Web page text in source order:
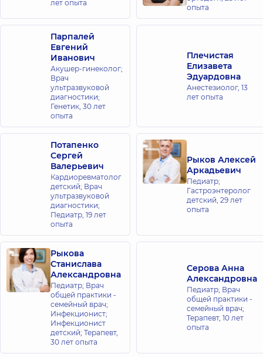
лет опыта
опыта
Парпалей
Евгений
Иванович
Акушер-гинеколог;
Врач
ультразвуковой
диагностики;
Генетик, 30 лет
опыта
Плечистая
Елизавета
Эдуардовна
Анестезиолог, 13
лет опыта
Потапенко
Сергей
Валерьевич
Кардиоревматолог
детский; Врач
ультразвуковой
диагностики;
Педиатр, 19 лет
опыта
Рыков Алексей
Аркадьевич
Педиатр;
Гастроэнтеролог
детский, 29 лет
опыта
Рыкова
Станислава
Александровна
Педиатр; Врач
общей практики -
семейный врач;
Инфекционист;
Инфекционист
детский; Терапевт,
30 лет опыта
Серова Анна
Александровна
Педиатр; Врач
общей практики -
семейный врач;
Терапевт, 10 лет
опыта